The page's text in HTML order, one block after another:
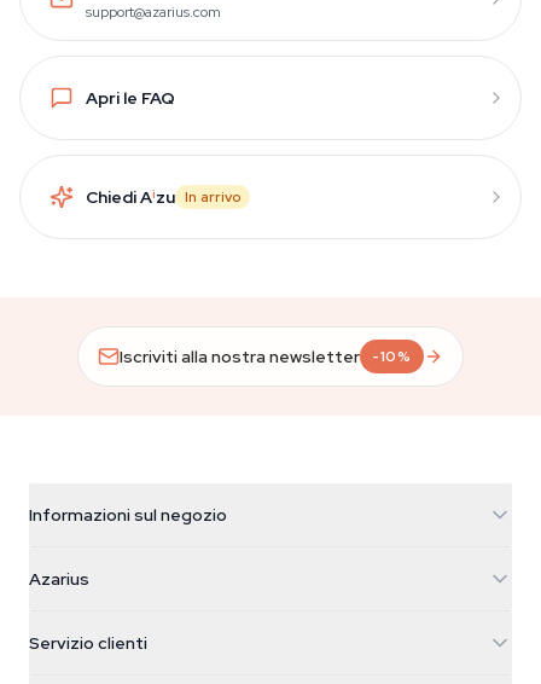
support@azarius.com
Apri le FAQ
Chiedi Aizu In arrivo
Iscriviti alla nostra newsletter -10%
Informazioni sul negozio
Galvaniweg 11
Nederland
Azarius
Servizio clienti